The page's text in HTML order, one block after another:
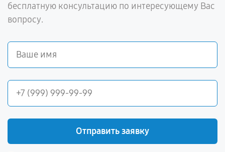
бесплатную консультацию по интересующему Вас
вопросу.
Отправить заявку